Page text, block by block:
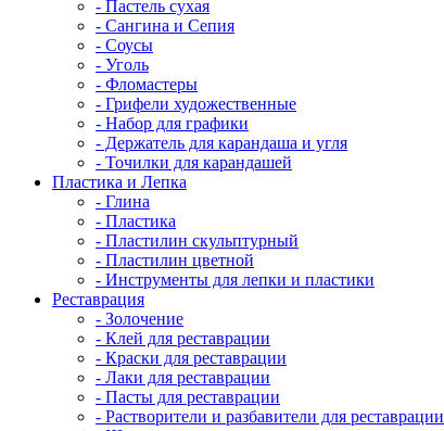
- Пастель сухая
- Сангина и Сепия
- Соусы
- Уголь
- Фломастеры
- Грифели художественные
- Набор для графики
- Держатель для карандаша и угля
- Точилки для карандашей
Пластика и Лепка
- Глина
- Пластика
- Пластилин скульптурный
- Пластилин цветной
- Инструменты для лепки и пластики
Реставрация
- Золочение
- Клей для реставрации
- Краски для реставрации
- Лаки для реставрации
- Пасты для реставрации
- Растворители и разбавители для реставрации